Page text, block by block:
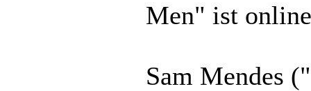
Men" ist
Sam Mendes